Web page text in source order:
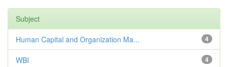
Subject
4
Human Capital and Organization Ma...
4
WBI